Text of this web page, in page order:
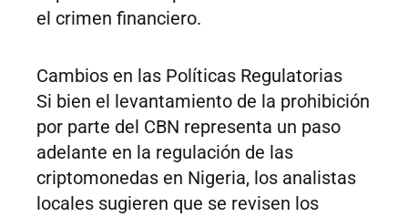
el crimen financiero.
Cambios en las Políticas Regulatorias
Si bien el levantamiento de la prohibición
por parte del CBN representa un paso
adelante en la regulación de las
criptomonedas en Nigeria, los analistas
locales sugieren que se revisen los